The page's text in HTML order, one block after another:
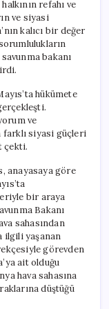
refahı ve
ve siyasi
kalıcı bir değer
bakanı
hükümete
ve
siyasi güçleri
çekti.
anayasaya göre
bir araya
Bakanı
sahasından
ilgili yaşanan
görevden
ait olduğu
hava sahasına
düştüğü